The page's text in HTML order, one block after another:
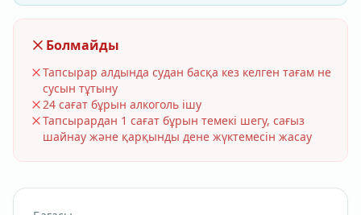
Болмайды
Тапсырар алдында судан басқа кез келген тағам не
сусын тұтыну
24 сағат бұрын алкоголь ішу
Тапсырардан 1 сағат бұрын темекі шегу, сағыз
шайнау және қарқынды дене жүктемесін жасау